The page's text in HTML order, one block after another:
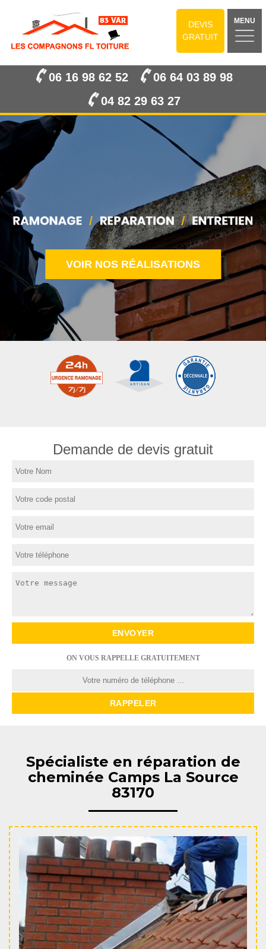
DEVIS
GRATUIT
MENU
06 16 98 62 52
06 64 03 89 98
04 82 29 63 27
VOIR NOS RÉALISATIONS
Demande de devis gratuit
ON VOUS RAPPELLE GRATUITEMENT
Spécialiste en réparation de
cheminée Camps La Source
83170